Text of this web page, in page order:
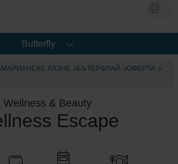
Butterfly
МАРИАНСКЕ ЛАЗНЕ БЪТЕРФЛАЙ
ОФЕРТИ
Wellness & Beauty
Escape